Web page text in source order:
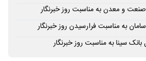
صنعت و معدن به مناسبت روز خبرنگار
به مناسبت فرارسیدن روز خبرنگار
سینا به مناسبت روز خبرنگار